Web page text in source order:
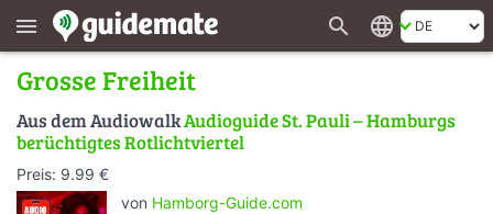
menu search language
Grosse Freiheit
Aus dem AudiowalkAudioguide St. Pauli – Hamburgs
berüchtigtes Rotlichtviertel
Preis: 9.99 €
von Hamborg-Guide.com